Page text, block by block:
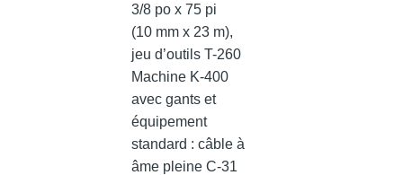
3/8 po x 75 pi
(10 mm x 23 m),
jeu d’outils T-260
Machine K-400
avec gants et
équipement
standard : câble à
âme pleine C-31